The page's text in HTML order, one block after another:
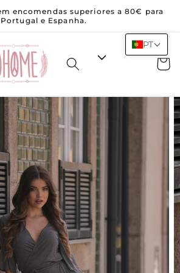
encomendas superiores a 80€ para
Portugal e Espanha.
PT